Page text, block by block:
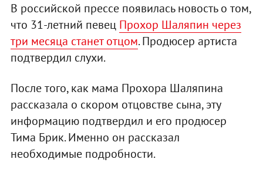
В российской прессе появилась новость о том,
что 31-летний певец Прохор Шаляпин через
три месяца станет отцом. Продюсер артиста
подтвердил слухи.
После того, как мама Прохора Шаляпина
рассказала о скором отцовстве сына, эту
информацию подтвердил и его продюсер
Тима Брик. Именно он рассказал
необходимые подробности.